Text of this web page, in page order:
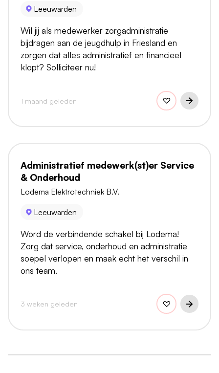
Leeuwarden
Wil jij als medewerker zorgadministratie
bijdragen aan de jeugdhulp in Friesland en
zorgen dat alles administratief en financieel
klopt? Solliciteer nu!
1 maand geleden
Administratief medewerk(st)er Service
& Onderhoud
Lodema Elektrotechniek B.V.
Leeuwarden
Word de verbindende schakel bij Lodema!
Zorg dat service, onderhoud en administratie
soepel verlopen en maak echt het verschil in
ons team.
3 weken geleden